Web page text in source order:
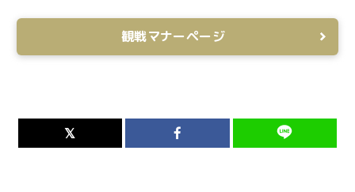
観戦マナーページ